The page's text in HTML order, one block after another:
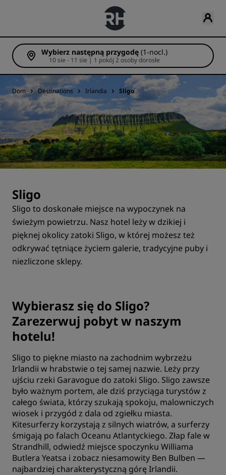
Wybierz następną przygodę (1-nocl.)
10 sie - 11 sie | 1 pokój 2 osoby dorosłe
Dom Destinations Irlandia Sligo
Sligo
Sligo to doskonałe miejsce na wypoczynek na
świeżym powietrzu. Nasz hotel leży w dzikiej i
pięknej okolicy zatoki Sligo, w której możesz też
odkrywać tętniące życiem galerie, tradycyjne puby i
niezliczone sklepy.
Wybierasz się do Sligo?
Zarezerwuj pobyt w naszym
hotelu!
Sligo to piękne miasto na zachodnim wybrzeżu
Irlandii w hrabstwie o tej samej nazwie. Leży przy
ujściu rzeki Garavogue do zatoki Sligo. Sligo zawsze
było ważnym portem, ale dziś przyciąga turystów z
całego świata, którzy szukają spokoju, malowniczych
wiosek i przygód z dala od zgiełku miasta.
Kitesurferzy korzystają z silnych wiatrów, a surferzy
śmigają po falach Oceanu Atlantyckiego. Złap fale w
Strandhill, odwiedź miejsce spoczynku Williama
Butlera Yeatsa i zobacz niesamowity Ben Bulben —
najbardziej charakterystyczną górę Irlandii.